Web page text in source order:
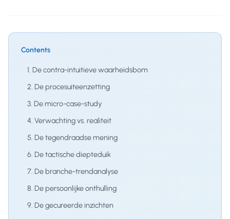
Contents
1. De contra-intuitieve waarheidsbom
2. De procesuiteenzetting
3. De micro-case-study
4. Verwachting vs. realiteit
5. De tegendraadse mening
6. De tactische diepteduik
7. De branche-trendanalyse
8. De persoonlijke onthulling
9. De gecureerde inzichten